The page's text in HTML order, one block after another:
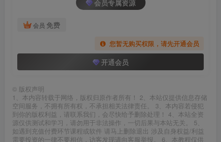
会员专属资源
会员 免费
您暂无购买权限，请先开通会员
开通会员
© 版权声明
1、本内容转载于网络，版权归原作者所有！ 2、本站仅提供信息存储
空间服务，不拥有所有权，不承担相关法律责任。 3、本内容若侵犯
到你的版权利益，请联系我们，会尽快给予删除处理！ 4、本站全资
源仅供测试和学习，请勿用于非法操作，一切后果与本站无关。 5、
如遇到充值付费环节课程或软件 请马上删除退出 涉及自身权益/利益
需要投资的一律不要相信，访客发现请向客服举报。 6、本教程仅供